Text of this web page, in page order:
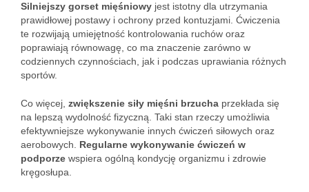
Silniejszy gorset mięśniowy jest istotny dla utrzymania
prawidłowej postawy i ochrony przed kontuzjami. Ćwiczenia
te rozwijają umiejętność kontrolowania ruchów oraz
poprawiają równowagę, co ma znaczenie zarówno w
codziennych czynnościach, jak i podczas uprawiania różnych
sportów.
Co więcej, zwiększenie siły mięśni brzucha przekłada się
na lepszą wydolność fizyczną. Taki stan rzeczy umożliwia
efektywniejsze wykonywanie innych ćwiczeń siłowych oraz
aerobowych. Regularne wykonywanie ćwiczeń w
podporze wspiera ogólną kondycję organizmu i zdrowie
kręgosłupa.